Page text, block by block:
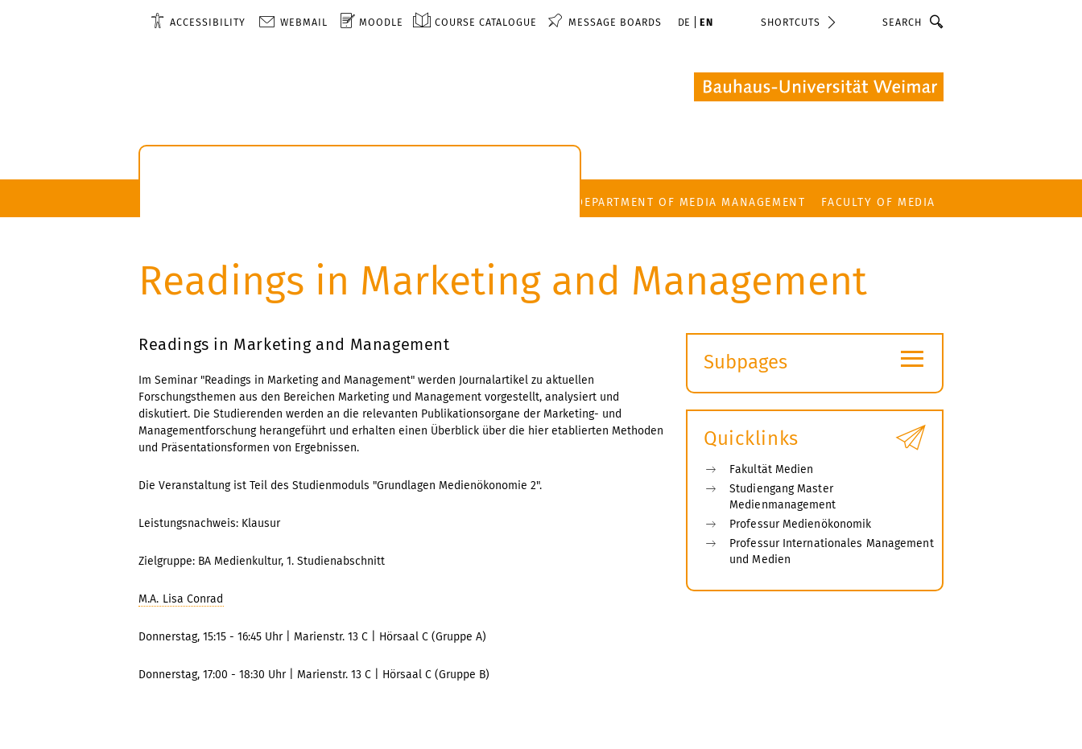
ACCESSIBILITY WEBMAIL MOODLE COURSE CATALOGUE MESSAGE BOARDS DE EN SHORTCUTS
DEPARTMENT OF MEDIA MANAGEMENT FACULTY OF MEDIA
Readings in Marketing and Management
Readings in Marketing and Management
Im Seminar "Readings in Marketing and Management" werden Journalartikel zu aktuellen
Forschungsthemen aus den Bereichen Marketing und Management vorgestellt, analysiert und
diskutiert. Die Studierenden werden an die relevanten Publikationsorgane der Marketing- und
Managementforschung herangeführt und erhalten einen Überblick über die hier etablierten Methoden
und Präsentationsformen von Ergebnissen.
Die Veranstaltung ist Teil des Studienmoduls "Grundlagen Medienökonomie 2".
Leistungsnachweis: Klausur
Zielgruppe: BA Medienkultur, 1. Studienabschnitt
M.A. Lisa Conrad
Donnerstag, 15:15 - 16:45 Uhr | Marienstr. 13 C | Hörsaal C (Gruppe A)
Donnerstag, 17:00 - 18:30 Uhr | Marienstr. 13 C | Hörsaal C (Gruppe B)
Subpages
submenu
≡
Quicklinks
Fakultät Medien
Studiengang Master
Medienmanagement
Professur Medienökonomik
Professur Internationales Management
und Medien